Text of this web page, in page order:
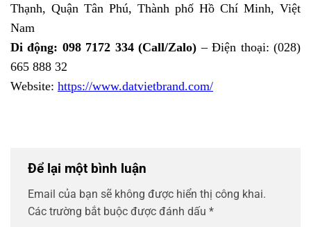
Thạnh, Quận Tân Phú, Thành phố Hồ Chí Minh, Việt
Nam
Di động: 098 7172 334 (Call/Zalo)– Điện thoại: (028)
665 888 32
Website: https://www.datvietbrand.com/
Để lại một bình luận
Email của bạn sẽ không được hiển thị công khai.
Các trường bắt buộc được đánh dấu *